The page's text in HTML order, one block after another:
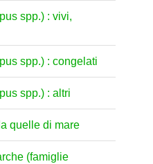
spp.) : vivi,
spp.) : congelati
spp.) : altri
quelle di mare
(famiglie